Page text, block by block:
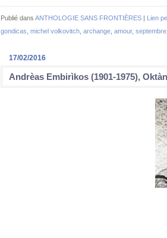
Publié dans ANTHOLOGIE SANS FRONTIÈRES | Lien
gondicas michel volkovitch archange amour, septembre
17/02/2016
Andrèas Embirìkos (1901-1975),
La